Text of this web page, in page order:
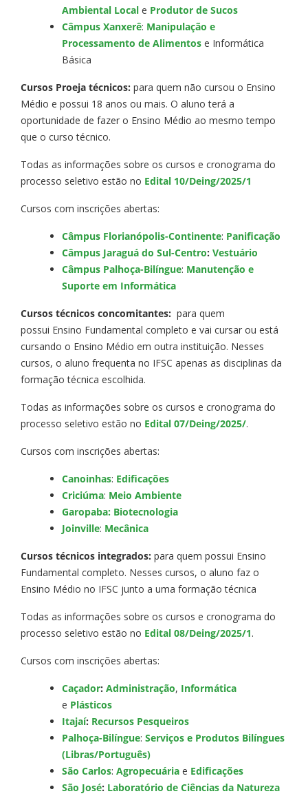
Ambiental Local e Produtor de Sucos
Câmpus Xanxerê: Manipulação e
Processamento de Alimentos e Informática
Básica
Cursos Proeja técnicos: para quem não cursou o Ensino
Médio e possui 18 anos ou mais. O aluno terá a
oportunidade de fazer o Ensino Médio ao mesmo tempo
que o curso técnico.
Todas as informações sobre os cursos e cronograma do
processo seletivo estão no Edital 10/Deing/2025/1
Cursos com inscrições abertas:
Câmpus Florianópolis-Continente: Panificação
Câmpus Jaraguá do Sul-Centro: Vestuário
Câmpus Palhoça-Bilíngue: Manutenção e
Suporte em Informática
Cursos técnicos concomitantes: para quem
possui Ensino Fundamental completo e vai cursar ou está
cursando o Ensino Médio em outra instituição. Nesses
cursos, o aluno frequenta no IFSC apenas as disciplinas da
formação técnica escolhida.
Todas as informações sobre os cursos e cronograma do
processo seletivo estão no Edital 07/Deing/2025/.
Cursos com inscrições abertas:
Canoinhas: Edificações
Criciúma: Meio Ambiente
Garopaba: Biotecnologia
Joinville: Mecânica
Cursos técnicos integrados: para quem possui Ensino
Fundamental completo. Nesses cursos, o aluno faz o
Ensino Médio no IFSC junto a uma formação técnica
Todas as informações sobre os cursos e cronograma do
processo seletivo estão no Edital 08/Deing/2025/1.
Cursos com inscrições abertas:
Caçador: Administração, Informática
e Plásticos
Itajaí: Recursos Pesqueiros
Palhoça-Bilíngue: Serviços e Produtos Bilíngues
(Libras/Português)
São Carlos: Agropecuária e Edificações
São José: Laboratório de Ciências da Natureza